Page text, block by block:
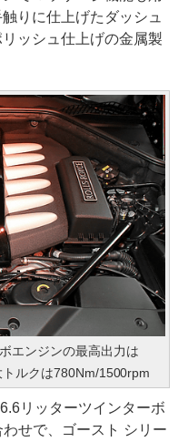
りに仕上げたダッシュ
ッシュ仕上げの金属製
エンジンの最高出力は
ルクは780Nm/1500rpm
リッターツインターボ
せで、ゴースト シリー